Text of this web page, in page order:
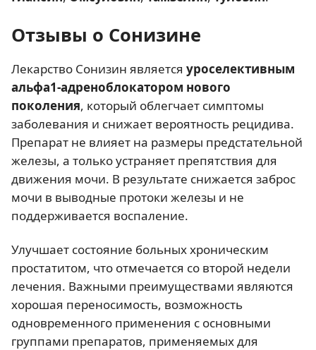
Отзывы о Сонизине
Лекарство Сонизин является уроселективным
альфа1-адреноблокатором нового
поколения, который облегчает симптомы
заболевания и снижает вероятность рецидива.
Препарат не влияет на размеры предстательной
железы, а только устраняет препятствия для
движения мочи. В результате снижается заброс
мочи в выводные протоки железы и не
поддерживается воспаление.
Улучшает состояние больных хроническим
простатитом, что отмечается со второй недели
лечения. Важными преимуществами являются
хорошая переносимость, возможность
одновременного применения с основными
группами препаратов, применяемых для